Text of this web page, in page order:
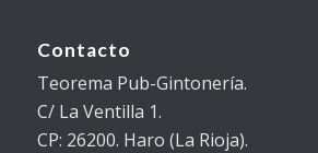
Contacto
Teorema Pub-Gintonería.
C/ La Ventilla 1.
CP: 26200. Haro (La Rioja).